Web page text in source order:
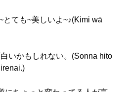
とても~美しいよ~♪(Kimi wā
いかもしれない。(Sonna hito